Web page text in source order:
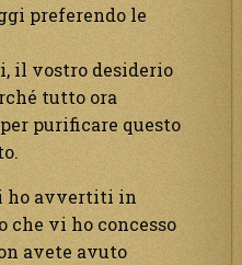
preferendo le
il vostro desiderio
tutto ora
purificare questo
ho avvertiti in
che vi ho concesso
avete avuto